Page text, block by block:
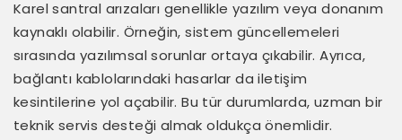
Karel santral arızaları genellikle yazılım veya donanım
kaynaklı olabilir. Örneğin, sistem güncellemeleri
sırasında yazılımsal sorunlar ortaya çıkabilir. Ayrıca,
bağlantı kablolarındaki hasarlar da iletişim
kesintilerine yol açabilir. Bu tür durumlarda, uzman bir
teknik servis desteği almak oldukça önemlidir.